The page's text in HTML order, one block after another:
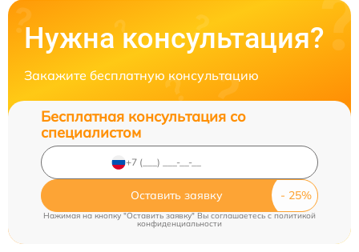
Нужна консультация?
Закажите бесплатную консультацию
Бесплатная консультация со
специалистом
Оставить заявку
Нажимая на кнопку "Оставить заявку" Вы соглашаетесь cполитикой
конфиденциальности